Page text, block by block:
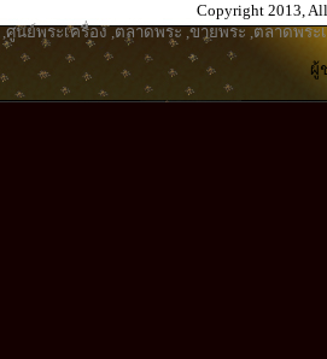
Copyright 2013,
,ศูนย์พระเครื่อง,ตลาดพระ ,ขายพระ ,ตลาดพระ
ผู้